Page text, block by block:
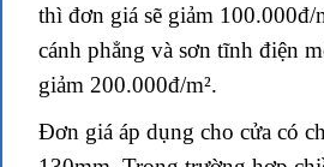
thì đơn giá sẽ giảm 100.000đ/
cánh phẳng và sơn tĩnh điện
giảm 200.000đ/m².
Đơn giá áp dụng cho cửa có